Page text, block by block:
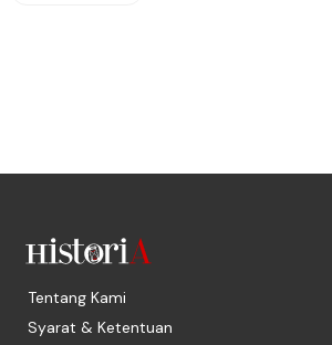
Tentang Kami
Syarat & Ketentuan